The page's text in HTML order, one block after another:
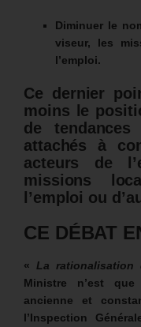
Diminuer le
viseur, les
l’emploi.
Ce dernier
moins le
de
attachés à
acteurs de
missions
l’emploi ou
CE DÉBAT
« La rationalisation
Ministre n’est
ancienne et
l’Inspection